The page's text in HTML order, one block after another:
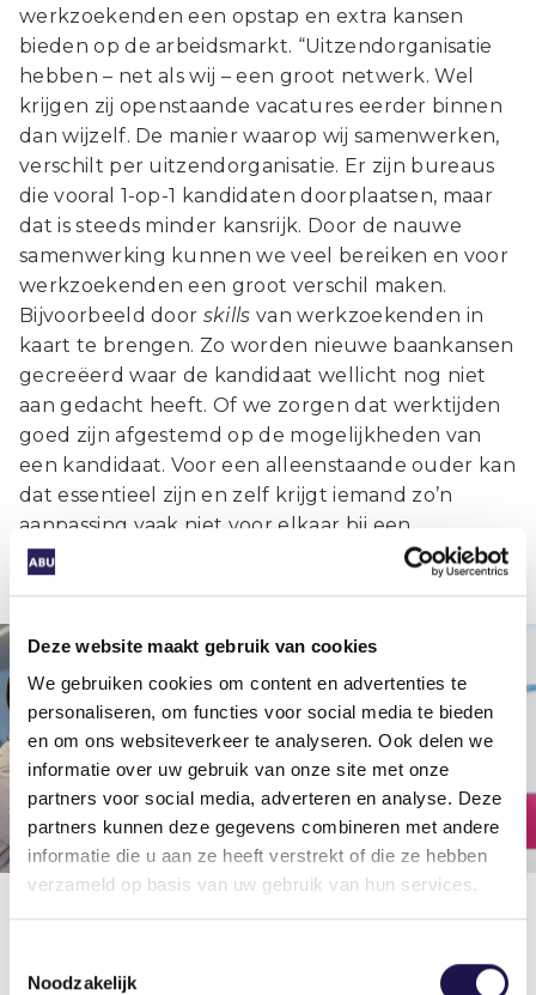
Deze website maakt gebruik van cookies
We gebruiken cookies om content en advertenties te
personaliseren, om functies voor social media te bieden
en om ons websiteverkeer te analyseren. Ook delen we
informatie over uw gebruik van onze site met onze
partners voor social media, adverteren en analyse. Deze
partners kunnen deze gegevens combineren met andere
informatie die u aan ze heeft verstrekt of die ze hebben
verzameld op basis van uw gebruik van hun services.
Noodzakelijk
werkzoekenden een opstap en extra kansen
bieden op de arbeidsmarkt. “Uitzendorganisatie
hebben – net als wij – een groot netwerk. Wel
krijgen zij openstaande vacatures eerder binnen
dan wijzelf. De manier waarop wij samenwerken,
verschilt per uitzendorganisatie. Er zijn bureaus
die vooral 1-op-1 kandidaten doorplaatsen, maar
dat is steeds minder kansrijk. Door de nauwe
samenwerking kunnen we veel bereiken en voor
werkzoekenden een groot verschil maken.
Bijvoorbeeld door skillsvan werkzoekenden in
kaart te brengen. Zo worden nieuwe baankansen
gecreëerd waar de kandidaat wellicht nog niet
aan gedacht heeft. Of we zorgen dat werktijden
goed zijn afgestemd op de mogelijkheden van
een kandidaat. Voor een alleenstaande ouder kan
dat essentieel zijn en zelf krijgt iemand zo’n
aanpassing vaak niet voor elkaar bij een
werkgever.”
Stap 4
Zuurmond stelt een werkzoekende voor aan